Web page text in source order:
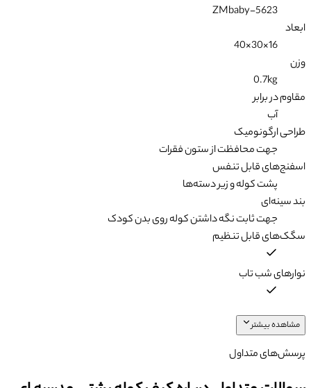
ZMbaby-5623
ابعاد
16×30×40
وزن
0.7kg
مقاوم در برابر
آب
طراحی ارگونومیک
جهت محافظت از ستون فقرات
اسفنج‌های قابل تنفس
پشت کوله و زیر دسته‌ها
بند سینه‌ای
جهت ثابت نگه داشتن کوله روی بدن کودک
سگک‌های قابل تنظیم
نوارهای شب تاب
مشاهده بیشتر
پرسش‌های متداول